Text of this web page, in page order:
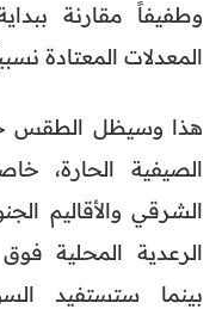
وطفيفاً مقارنة
المعدلات المعتادة
هذا وسيظل الطقس
الصيفية الحارة،
الشرقي والأقاليم
الرعدية المحلية
بينما ستستفيد